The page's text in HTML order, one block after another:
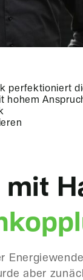
perfektioniert
hohem
mit
aber